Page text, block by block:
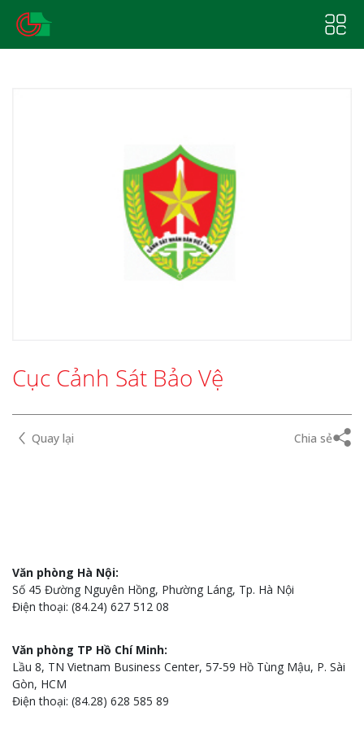
Cục Cảnh Sát Bảo Vệ
Quay lại Chia sẻ
Văn phòng Hà Nội:
Số 45 Đường Nguyên Hồng, Phường Láng, Tp. Hà Nội
Điện thoại: (84.24) 627 512 08
Văn phòng TP Hồ Chí Minh:
Lầu 8, TN Vietnam Business Center, 57-59 Hồ Tùng Mậu, P. Sài
Gòn, HCM
Điện thoại: (84.28) 628 585 89